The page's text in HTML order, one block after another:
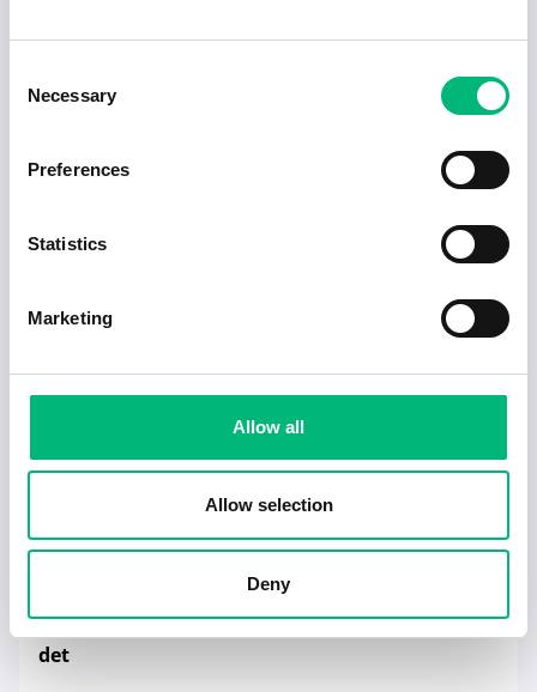
Selection
Necessary
Preferences
Statistics
Marketing
Allow all
Allow selection
Deny
Tecken på en dålig chef – och hur du hanterar
det